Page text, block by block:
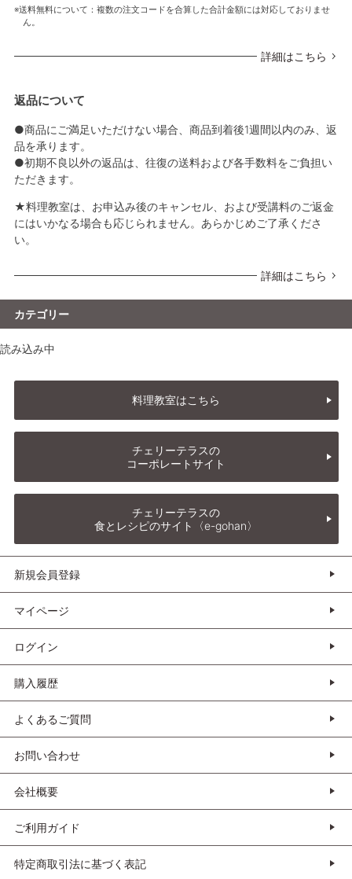
送料無料について：複数の注文コードを合算した合計金額には対応しておりませ
ん。
詳細はこちら
返品について
●商品にご満足いただけない場合、商品到着後1週間以内のみ、返
品を承ります。
●初期不良以外の返品は、往復の送料および各手数料をご負担い
ただきます。
★料理教室は、お申込み後のキャンセル、および受講料のご返金
にはいかなる場合も応じられません。あらかじめご了承くださ
い。
詳細はこちら
カテゴリー
読み込み中
料理教室はこちら
チェリーテラスの
コーポレートサイト
チェリーテラスの
食とレシピのサイト〈e-gohan〉
新規会員登録
マイページ
ログイン
購入履歴
よくあるご質問
お問い合わせ
会社概要
ご利用ガイド
特定商取引法に基づく表記